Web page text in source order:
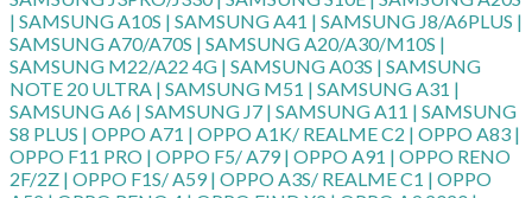
| SAMSUNG A10S | SAMSUNG A41 | SAMSUNG J8/A6PLUS |
SAMSUNG A70/A70S | SAMSUNG A20/A30/M10S |
SAMSUNG M22/A22 4G | SAMSUNG A03S | SAMSUNG
NOTE 20 ULTRA | SAMSUNG M51 | SAMSUNG A31 |
SAMSUNG A6 | SAMSUNG J7 | SAMSUNG A11 | SAMSUNG
S8 PLUS | OPPO A71 | OPPO A1K/ REALME C2 | OPPO A83 |
OPPO F11 PRO | OPPO F5/ A79 | OPPO A91 | OPPO RENO
2F/2Z | OPPO F1S/ A59 | OPPO A3S/ REALME C1 | OPPO